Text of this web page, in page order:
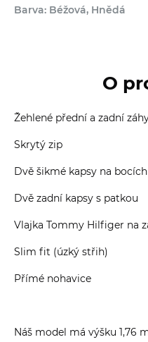
Barva: Béžová, Hnědá
O
Žehlené přední a zadní
Skrytý zip
Dvě šikmé kapsy na bocích
Dvě zadní kapsy s patkou
Vlajka Tommy Hilfiger na
Slim fit (úzký střih)
Přímé nohavice
Náš model má výšku 1,76